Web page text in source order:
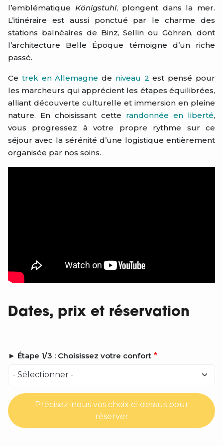
l’emblématique Königstuhl, plongent dans la mer.
L’itinéraire est aussi ponctué par le charme des
stations balnéaires de Binz, Sellin ou Göhren, dont
l’architecture Belle Époque témoigne d’un riche
passé.
Ce trek en Allemagne de niveau 2 est pensé pour
les marcheurs qui apprécient les étapes équilibrées,
alliant découverte culturelle et immersion en pleine
nature. En choisissant cette randonnée en liberté,
vous progressez à votre propre rythme sur ce
séjour avec la sérénité d’une logistique entièrement
organisée par nos soins.
Dates, prix et réservation
► Étape 1/3 : Choisissez votre confort
Précisez-nous vos choix ci-dessus pour
réserver